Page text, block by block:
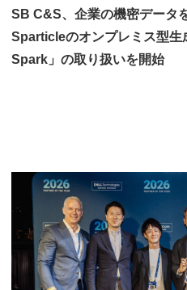
SB C&S、企業の機密データ
Sparticleのオンプレミス型
Spark」の取り扱いを開始